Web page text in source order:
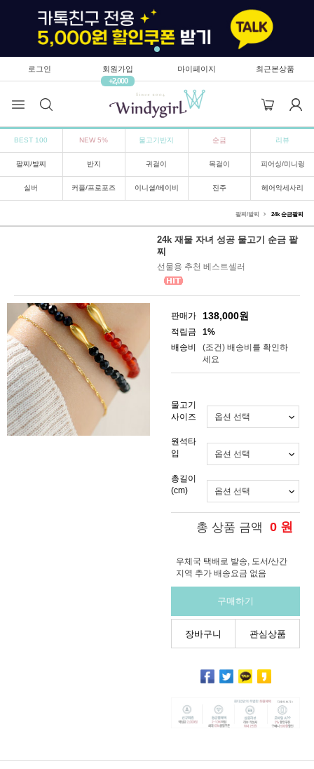
로그인
회원가입
+2,000
마이페이지 최근본상품
BEST 100 NEW 5% 물고기반지 순금 리뷰
팔찌/발찌 반지 귀걸이 목걸이 피어싱/미니링
실버 커플/프로포즈 이니셜/베이비 진주 헤어악세사리
팔찌/발찌 24k 순금팔찌
24k 재물 자녀 성공 물고기 순금 팔
찌
선물용 추천 베스트셀러
판매가 138,000원
적립금
1%
배송비
(조건) 배송비를 확인하
세요
물고기
사이즈
원석타
입
총길이
(cm)
총 상품 금액 0 원
우체국 택배로 발송, 도서/산간
지역 추가 배송요금 없음
구매하기
장바구니 관심상품